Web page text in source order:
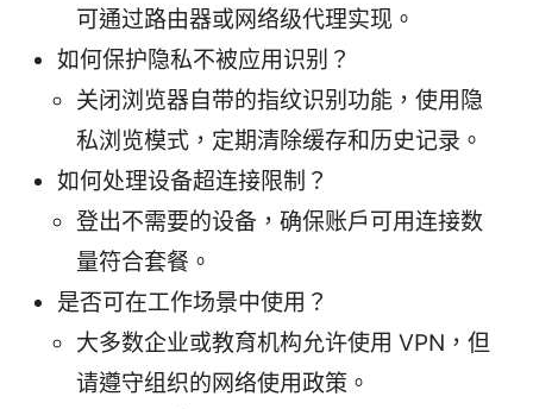
可通过路由器或网络级代理实现。
如何保护隐私不被应用识别？
关闭浏览器自带的指纹识别功能，使用隐
私浏览模式，定期清除缓存和历史记录。
如何处理设备超连接限制？
登出不需要的设备，确保账户可用连接数
量符合套餐。
是否可在工作场景中使用？
大多数企业或教育机构允许使用 VPN，但
请遵守组织的网络使用政策。